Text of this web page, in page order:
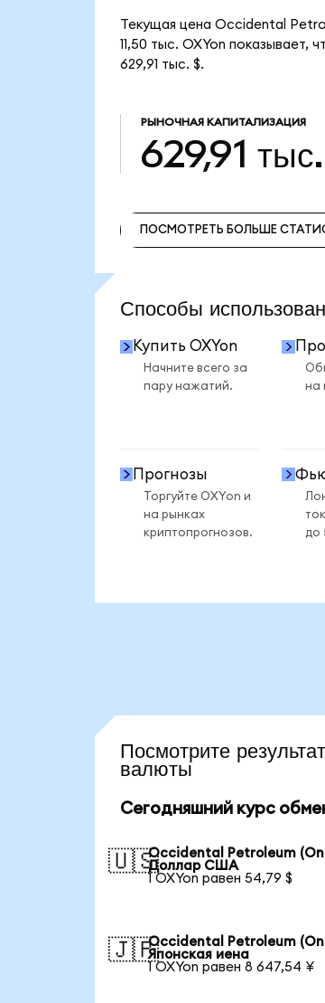
Текущая цена Occidental
11,50 тыс. OXYon
629,91 тыс. $.
РЫНОЧНАЯ КАПИТАЛИЗАЦИЯ
629,91
ПОСМОТРЕТЬ БОЛЬШЕ
Способы
Купить OXYon
Начните всего за
пару нажатий.
на
Прогнозы
Торгуйте OXYon и
на рынках
криптопрогнозов.
до
Посмотрите
валюты
Сегодняшний курс
🇺🇸Occidental Petroleum
Доллар США
1 OXYon равен 54,79 $
🇯🇵Occidental Petroleum
Японская иена
1 OXYon равен 8 647,54 ¥